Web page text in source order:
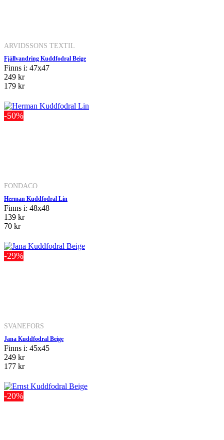
ARVIDSSONS TEXTIL
Fjällvandring Kuddfodral Beige
Finns i: 47x47
249 kr
179 kr
-50%
FONDACO
Herman Kuddfodral Lin
Finns i: 48x48
139 kr
70 kr
-29%
SVANEFORS
Jana Kuddfodral Beige
Finns i: 45x45
249 kr
177 kr
-20%